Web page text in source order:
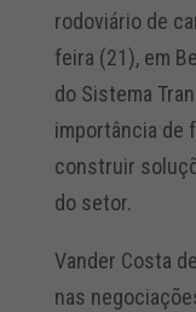
rodoviário de
feira (21), em
do Sistema
importância de
construir
do setor.
Vander Costa
nas